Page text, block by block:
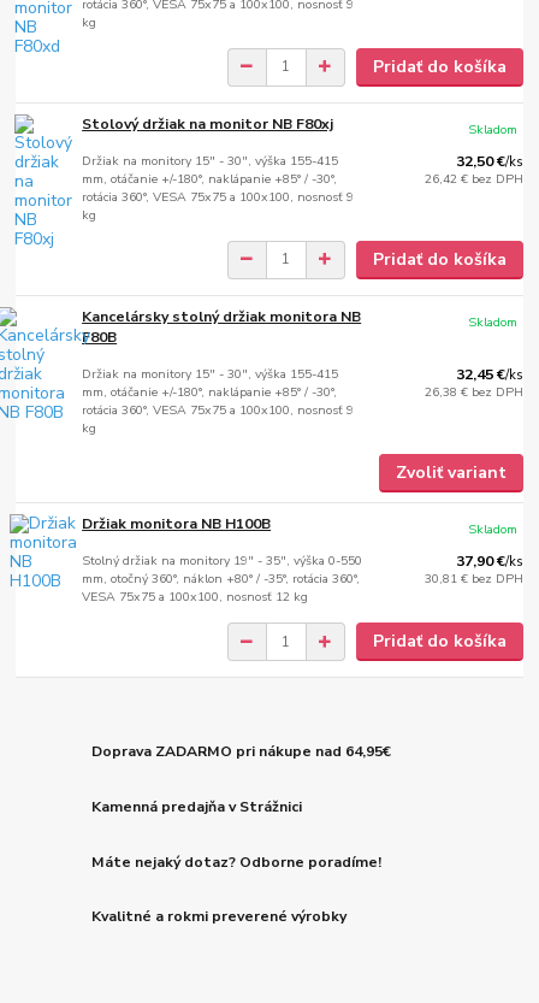
rotácia 360°, VESA 75x75 a 100x100, nosnosť 9
kg
Pridať do košíka
Stolový držiak na monitor NB F80xj
Držiak na monitory 15" - 30", výška 155-415
mm, otáčanie +/-180°, naklápanie +85° / -30°,
rotácia 360°, VESA 75x75 a 100x100, nosnosť 9
kg
32,50 €/ks
26,42 € bez DPH
Skladom
Pridať do košíka
Kancelársky stolný držiak monitora NB
F80B
Držiak na monitory 15" - 30", výška 155-415
mm, otáčanie +/-180°, naklápanie +85° / -30°,
rotácia 360°, VESA 75x75 a 100x100, nosnosť 9
kg
32,45 €/ks
26,38 € bez DPH
Skladom
Zvoliť variant
Držiak monitora NB H100B
Stolný držiak na monitory 19" - 35", výška 0-550
mm, otočný 360°, náklon +80° / -35°, rotácia 360°,
VESA 75x75 a 100x100, nosnosť 12 kg
37,90 €/ks
30,81 € bez DPH
Skladom
Pridať do košíka
Doprava ZADARMO pri nákupe nad 64,95€
Kamenná predajňa v Strážnici
Máte nejaký dotaz? Odborne poradíme!
Kvalitné a rokmi preverené výrobky